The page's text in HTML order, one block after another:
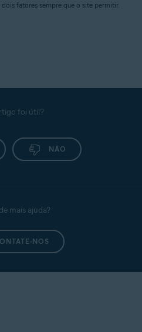
fatores sempre que o site permitir.
foi útil?
NÃO
mais ajuda?
NOS